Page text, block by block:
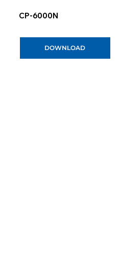
CP-6000N
DOWNLOAD